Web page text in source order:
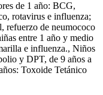
de 1 año: BCG,
rotavirus e influenza;
refuerzo de neumococo
entre 1 año y medio
e influenza., Niños
y DPT, de 9 años a
Toxoide Tetánico